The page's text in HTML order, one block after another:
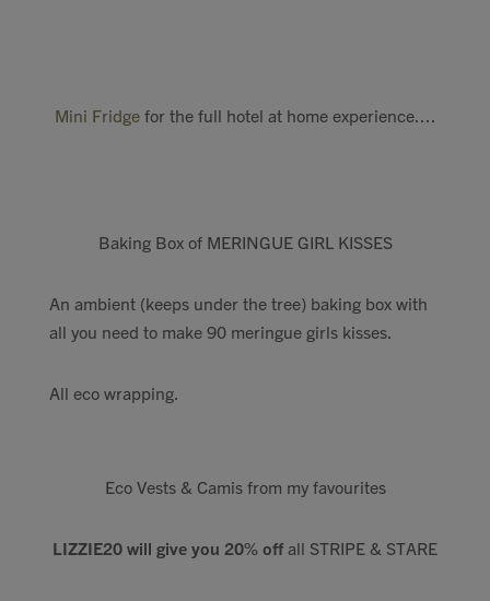
Mini Fridgefor the full hotel at home experience....
Baking Box of MERINGUE GIRL KISSES
An ambient (keeps under the tree) baking box with
all you need to make 90 meringue girls kisses.
All eco wrapping.
Eco Vests & Camis from my favourites
LIZZIE20 will give you 20% off all STRIPE & STARE